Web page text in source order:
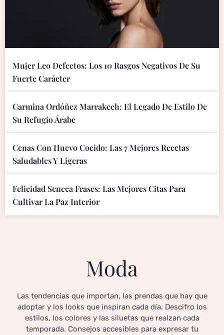
Mujer Leo Defectos: Los 10 Rasgos Negativos De Su
Fuerte Carácter
Carmina Ordóñez Marrakech: El Legado De Estilo De
Su Refugio Árabe
Cenas Con Huevo Cocido: Las 7 Mejores Recetas
Saludables Y Ligeras
Felicidad Seneca Frases: Las Mejores Citas Para
Cultivar La Paz Interior
Moda
Las tendencias que importan, las prendas que hay que
adoptar y los looks que inspiran cada día. Descifro los
estilos, los colores y las siluetas que realzan cada
temporada. Consejos accesibles para expresar tu